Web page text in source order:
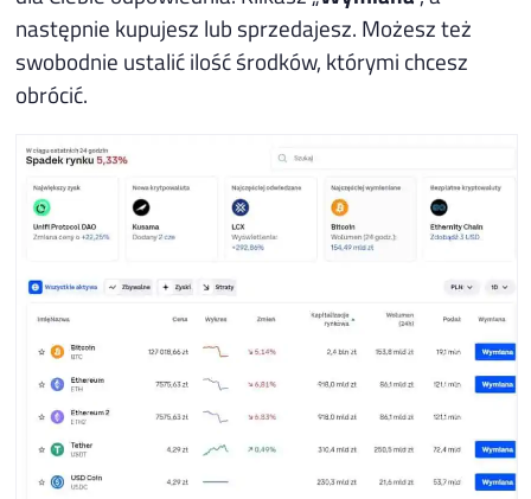
następnie kupujesz lub sprzedajesz. Możesz też
swobodnie ustalić ilość środków, którymi chcesz
obrócić.